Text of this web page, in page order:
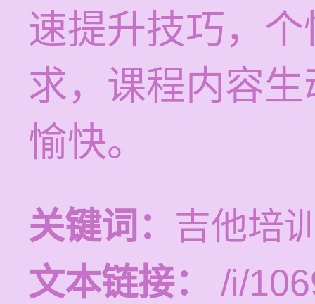
速提升技巧，
求，课程内容
愉快。
关键词： 吉他培
文本链接：
/i/